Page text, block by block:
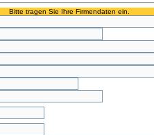
Bitte tragen Sie Ihre Firmendaten ein.